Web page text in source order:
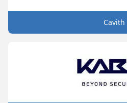
Cavith